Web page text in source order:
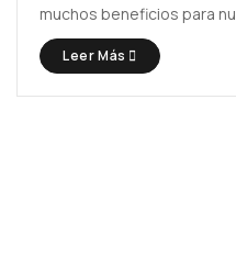
muchos beneficios para
Esta práctica no solo nos
creatividad y liberar el
también nos permite
Leer Más